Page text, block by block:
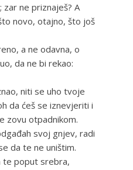
zar ne priznaješ? A
novo, otajno, što još
a ne odavna, o
da ne bi rekao:
niti se uho tvoje
da ćeš se iznevjeriti i
zovu otpadnikom.
svoj gnjev, radi
da te ne uništim.
te poput srebra,